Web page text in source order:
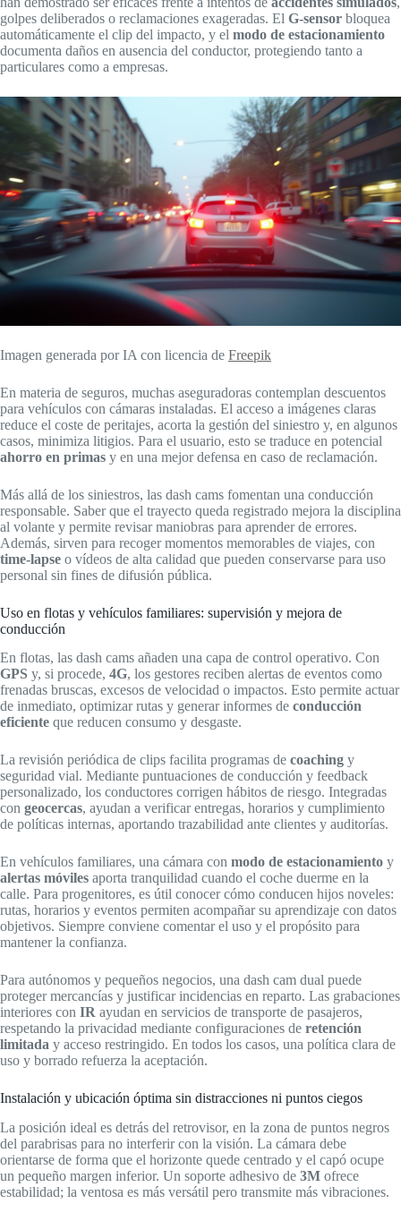
golpes deliberados o reclamaciones exageradas. El G-sensor bloquea
automáticamente el clip del impacto, y el modo de estacionamiento
documenta daños en ausencia del conductor, protegiendo tanto a
particulares como a empresas.
Imagen generada por IA con licencia de Freepik
En materia de seguros, muchas aseguradoras contemplan descuentos
para vehículos con cámaras instaladas. El acceso a imágenes claras
reduce el coste de peritajes, acorta la gestión del siniestro y, en algunos
casos, minimiza litigios. Para el usuario, esto se traduce en potencial
ahorro en primas y en una mejor defensa en caso de reclamación.
Más allá de los siniestros, las dash cams fomentan una conducción
responsable. Saber que el trayecto queda registrado mejora la disciplina
al volante y permite revisar maniobras para aprender de errores.
Además, sirven para recoger momentos memorables de viajes, con
time-lapse o vídeos de alta calidad que pueden conservarse para uso
personal sin fines de difusión pública.
Uso en flotas y vehículos familiares: supervisión y mejora de
conducción
En flotas, las dash cams añaden una capa de control operativo. Con
GPS y, si procede, 4G, los gestores reciben alertas de eventos como
frenadas bruscas, excesos de velocidad o impactos. Esto permite actuar
de inmediato, optimizar rutas y generar informes de conducción
eficiente que reducen consumo y desgaste.
La revisión periódica de clips facilita programas de coaching y
seguridad vial. Mediante puntuaciones de conducción y feedback
personalizado, los conductores corrigen hábitos de riesgo. Integradas
con geocercas, ayudan a verificar entregas, horarios y cumplimiento
de políticas internas, aportando trazabilidad ante clientes y auditorías.
En vehículos familiares, una cámara con modo de estacionamiento y
alertas móviles aporta tranquilidad cuando el coche duerme en la
calle. Para progenitores, es útil conocer cómo conducen hijos noveles:
rutas, horarios y eventos permiten acompañar su aprendizaje con datos
objetivos. Siempre conviene comentar el uso y el propósito para
mantener la confianza.
Para autónomos y pequeños negocios, una dash cam dual puede
proteger mercancías y justificar incidencias en reparto. Las grabaciones
interiores con IR ayudan en servicios de transporte de pasajeros,
respetando la privacidad mediante configuraciones de retención
limitada y acceso restringido. En todos los casos, una política clara de
uso y borrado refuerza la aceptación.
Instalación y ubicación óptima sin distracciones ni puntos ciegos
La posición ideal es detrás del retrovisor, en la zona de puntos negros
del parabrisas para no interferir con la visión. La cámara debe
orientarse de forma que el horizonte quede centrado y el capó ocupe
un pequeño margen inferior. Un soporte adhesivo de 3M ofrece
estabilidad; la ventosa es más versátil pero transmite más vibraciones.